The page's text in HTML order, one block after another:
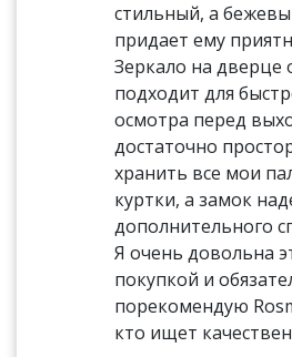
стильный, а
придает ему
Зеркало на дверце
подходит для
осмотра перед
достаточно
хранить все мои
куртки, а замок
дополнительного
Я очень довольна
покупкой и
порекомендую
кто ищет